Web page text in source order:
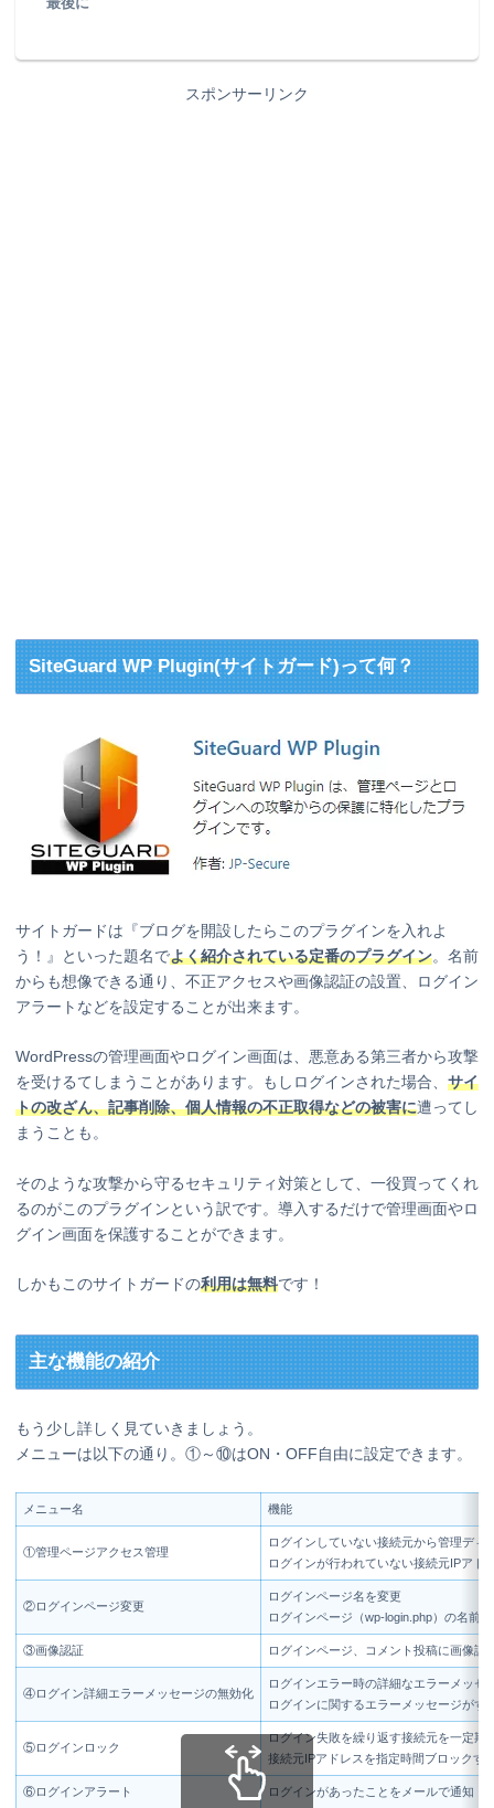
スポンサーリンク
SiteGuard WP Plugin(サイトガード)って何？
サイトガードは『ブログを開設したらこのプラグインを入れよ
う！』といった題名でよく紹介されている定番のプラグイン。名前
からも想像できる通り、不正アクセスや画像認証の設置、ログイン
アラートなどを設定することが出来ます。
WordPressの管理画面やログイン画面は、悪意ある第三者から攻撃
を受けるてしまうことがあります。もしログインされた場合、 サイ
トの改ざん、記事削除、個人情報の不正取得などの被害に遭ってし
まうことも。
そのような攻撃から守るセキュリティ対策として、一役買ってくれ
るのがこのプラグインという訳です。導入するだけで管理画面やロ
グイン画面を保護することができます。
しかもこのサイトガードの利用は無料です！
主な機能の紹介
もう少し詳しく見ていきましょう。
メニューは以下の通り。①～⑩はON・OFF自由に設定できます。
メニュー名 機能
①管理ページアクセス管理
ログインしていない接続元から管理ディ
ログインが行われていない接続元IPアド
②ログインページ変更
ログインページ名を変更
ログインページ（wp-login.php）の名前
③画像認証 ログインページ、コメント投稿に画像認
④ログイン詳細エラーメッセージの無効化
ログインエラー時の詳細なエラーメッ
ログインに関するエラーメッセージがす
⑤ログインロック
ログイン失敗を繰り返す接続元を一定期
接続元IPアドレスを指定時間ブロックす
⑥ログインアラート ログインがあったことをメールで通知